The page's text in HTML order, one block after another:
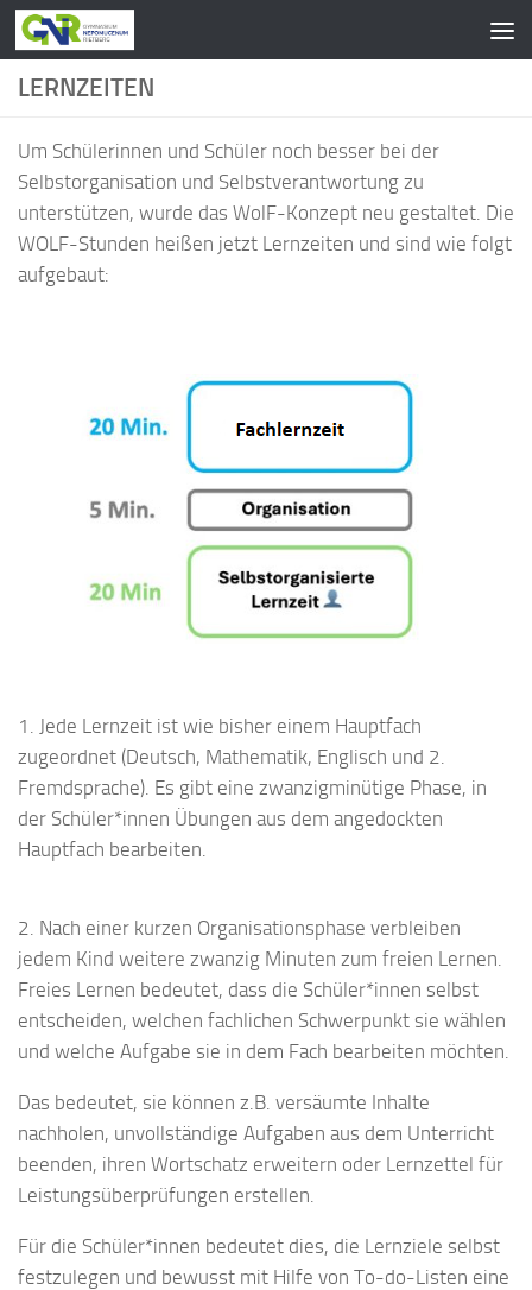
Zum Inhalt springen
LERNZEITEN
Um Schülerinnen und Schüler noch besser bei der
Selbstorganisation und Selbstverantwortung zu
unterstützen, wurde das WolF-Konzept neu gestaltet. Die
WOLF-Stunden heißen jetzt Lernzeiten und sind wie folgt
aufgebaut:
1. Jede Lernzeit ist wie bisher einem Hauptfach
zugeordnet (Deutsch, Mathematik, Englisch und 2.
Fremdsprache). Es gibt eine zwanzigminütige Phase, in
der Schüler*innen Übungen aus dem angedockten
Hauptfach bearbeiten.
2. Nach einer kurzen Organisationsphase verbleiben
jedem Kind weitere zwanzig Minuten zum freien Lernen.
Freies Lernen bedeutet, dass die Schüler*innen selbst
entscheiden, welchen fachlichen Schwerpunkt sie wählen
und welche Aufgabe sie in dem Fach bearbeiten möchten.
Das bedeutet, sie können z.B. versäumte Inhalte
nachholen, unvollständige Aufgaben aus dem Unterricht
beenden, ihren Wortschatz erweitern oder Lernzettel für
Leistungsüberprüfungen erstellen.
Für die Schüler*innen bedeutet dies, die Lernziele selbst
festzulegen und bewusst mit Hilfe von To-do-Listen eine